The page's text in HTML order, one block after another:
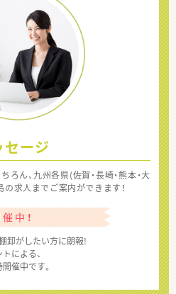
セージ
ん、九州各県(佐賀・長崎・熊本・大
の求人までご案内ができます！
中！
卸がしたい方に朗報!
による、
催中です。